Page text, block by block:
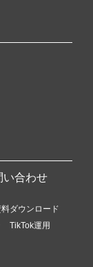
い合わせ
料ダウンロード
TikTok運用